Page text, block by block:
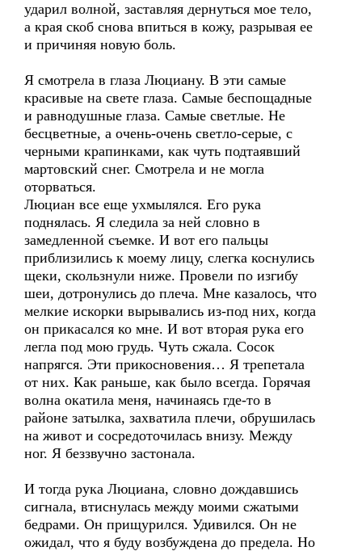
ударил волной, заставляя дернуться мое тело,
а края скоб снова впиться в кожу, разрывая ее
и причиняя новую боль.
Я смотрела в глаза Люциану. В эти самые
красивые на свете глаза. Самые беспощадные
и равнодушные глаза. Самые светлые. Не
бесцветные, а очень-очень светло-серые, с
черными крапинками, как чуть подтаявший
мартовский снег. Смотрела и не могла
оторваться.
Люциан все еще ухмылялся. Его рука
поднялась. Я следила за ней словно в
замедленной съемке. И вот его пальцы
приблизились к моему лицу, слегка коснулись
щеки, скользнули ниже. Провели по изгибу
шеи, дотронулись до плеча. Мне казалось, что
мелкие искорки вырывались из-под них, когда
он прикасался ко мне. И вот вторая рука его
легла под мою грудь. Чуть сжала. Сосок
напрягся. Эти прикосновения… Я трепетала
от них. Как раньше, как было всегда. Горячая
волна окатила меня, начинаясь где-то в
районе затылка, захватила плечи, обрушилась
на живот и сосредоточилась внизу. Между
ног. Я беззвучно застонала.
И тогда рука Люциана, словно дождавшись
сигнала, втиснулась между моими сжатыми
бедрами. Он прищурился. Удивился. Он не
ожидал, что я буду возбуждена до предела. Но